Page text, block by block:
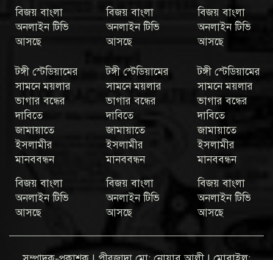
বিজয় বাংলা
অনলাইন টিভি
আসছে
বিজয় বাংলা
অনলাইন টিভি
আসছে
বিজয় বাংলা
অনলাইন টিভি
আসছে
টঙ্গী স্টেডিয়ামের
সামনে ময়লার
ভাগার বন্ধের
দাবিতে
জামায়াতে
ইসলামীর
মানববন্ধন
বিজয় বাংলা
অনলাইন টিভি
আসছে
টঙ্গী স্টেডিয়ামের
সামনে ময়লার
ভাগার বন্ধের
দাবিতে
জামায়াতে
ইসলামীর
মানববন্ধন
বিজয় বাংলা
অনলাইন টিভি
আসছে
টঙ্গী স্টেডিয়ামের
সামনে ময়লার
ভাগার বন্ধের
দাবিতে
জামায়াতে
ইসলামীর
মানববন্ধন
বিজয় বাংলা
অনলাইন টিভি
আসছে